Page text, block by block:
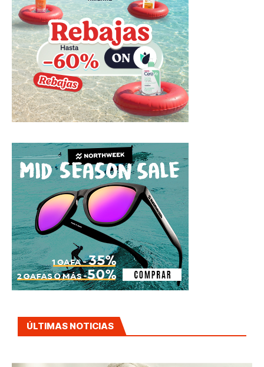
ÚLTIMAS NOTICIAS